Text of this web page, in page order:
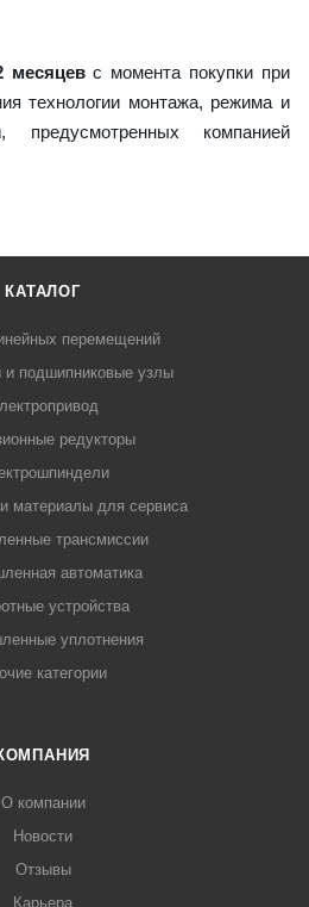
месяцевс момента покупки при
технологии монтажа, режима и
предусмотренных компанией
КАТАЛОГ
перемещений
и подшипниковые узлы
редукторы
материалы для сервиса
трансмиссии
автоматика
устройства
уплотнения
категории
О компании
Новости
Отзывы
Карьера